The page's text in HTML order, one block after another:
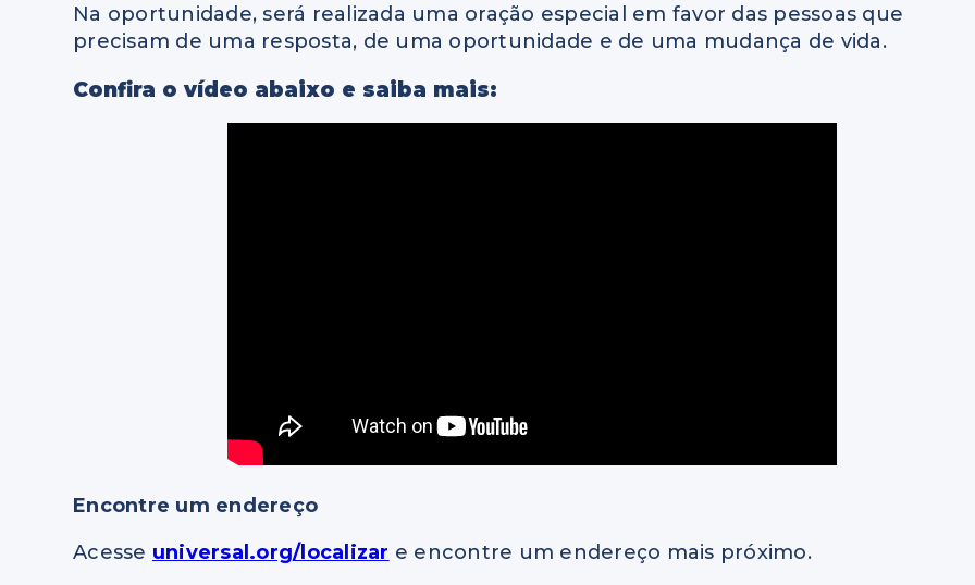
Na oportunidade, será realizada uma oração especial em favor das pessoas que
precisam de uma resposta, de uma oportunidade e de uma mudança de vida.
Confira o vídeo abaixo e saiba mais:
Encontre um endereço
Acesse universal.org/localizar e encontre um endereço mais próximo.